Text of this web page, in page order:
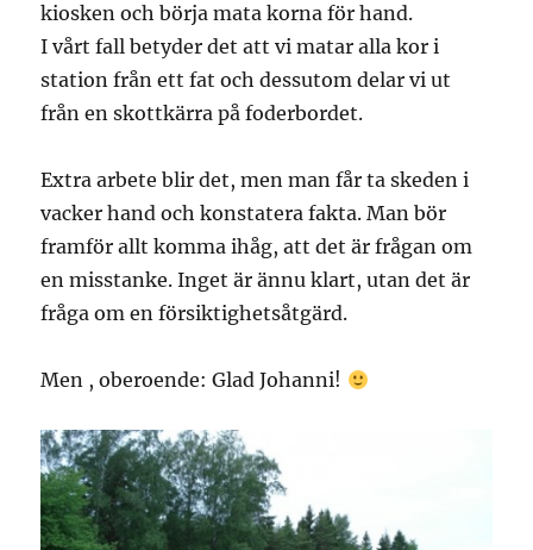
kiosken och börja mata korna för hand.
I vårt fall betyder det att vi matar alla kor i
station från ett fat och dessutom delar vi ut
från en skottkärra på foderbordet.
Extra arbete blir det, men man får ta skeden i
vacker hand och konstatera fakta. Man bör
framför allt komma ihåg, att det är frågan om
en misstanke. Inget är ännu klart, utan det är
fråga om en försiktighetsåtgärd.
Men , oberoende: Glad Johanni!